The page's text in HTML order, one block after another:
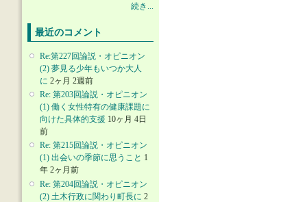
続き...
最近のコメント
Re:第227回論説・オピニオン
(2) 夢見る少年もいつか大人
に 2ヶ月 2週前
Re: 第203回論説・オピニオン
(1) 働く女性特有の健康課題に
向けた具体的支援 10ヶ月 4日
前
Re: 第215回論説・オピニオン
(1) 出会いの季節に思うこと 1
年 2ヶ月前
Re: 第204回論説・オピニオン
(2) 土木行政に関わり町長に 2